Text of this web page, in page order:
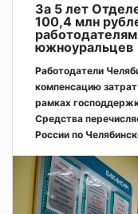
За 5 лет
100,4 млн
южноуральцев
Работодатели
компенсацию
рамках
Средства
России по